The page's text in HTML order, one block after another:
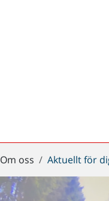
Om oss Aktuellt för